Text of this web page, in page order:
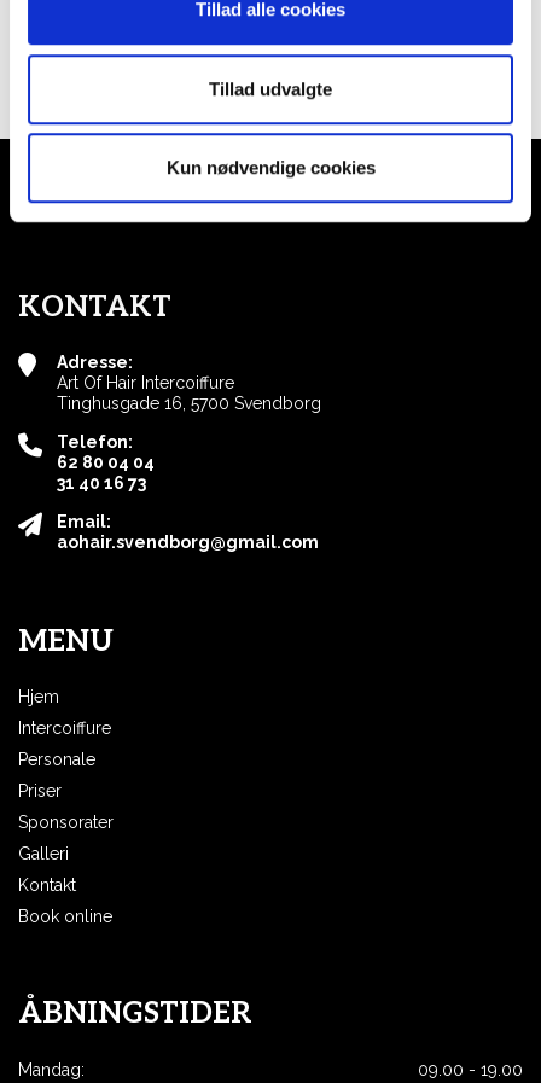
Tillad alle cookies
Tillad udvalgte
Kun nødvendige cookies
KONTAKT
Adresse:
Art Of Hair Intercoiffure
Tinghusgade 16, 5700 Svendborg
Telefon:
62 80 04 04
31 40 16 73
Email:
aohair.svendborg@gmail.com
MENU
Hjem
Intercoiffure
Personale
Priser
Sponsorater
Galleri
Kontakt
Book online
ÅBNINGSTIDER
Mandag: 09.00 - 19.00